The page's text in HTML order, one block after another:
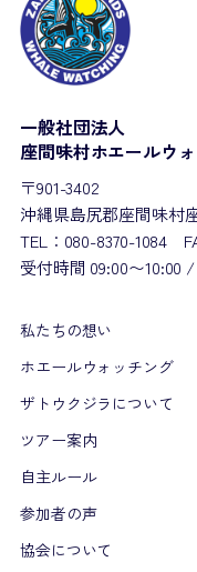
一般社団法人
座間味村ホエールウ
〒901-3402
沖縄県島尻郡座間味村
TEL：080-8370-1084
受付時間 09:00〜10:00 /
私たちの想い
ホエールウォッチング
ザトウクジラについて
ツアー案内
自主ルール
参加者の声
協会について